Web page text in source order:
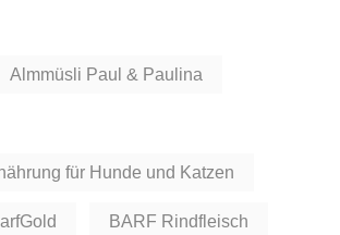
Almmüsli Paul & Paulina
für Hunde und Katzen
BARF Rindfleisch